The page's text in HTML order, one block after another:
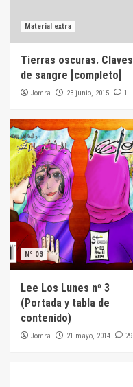
Material extra
Tierras oscuras. Claves
de sangre [completo]
Jomra 23 junio, 2015 1
Nº 03
Lee Los Lunes nº 3
(Portada y tabla de
contenido)
Jomra 21 mayo, 2014 29